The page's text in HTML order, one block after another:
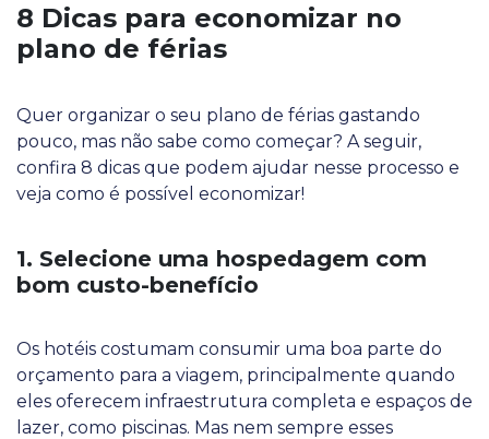
8 Dicas para economizar no
plano de férias
Quer organizar o seu plano de férias gastando
pouco, mas não sabe como começar? A seguir,
confira 8 dicas que podem ajudar nesse processo e
veja como é possível economizar!
1. Selecione uma hospedagem com
bom custo-benefício
Os hotéis costumam consumir uma boa parte do
orçamento para a viagem, principalmente quando
eles oferecem infraestrutura completa e espaços de
lazer, como piscinas. Mas nem sempre esses